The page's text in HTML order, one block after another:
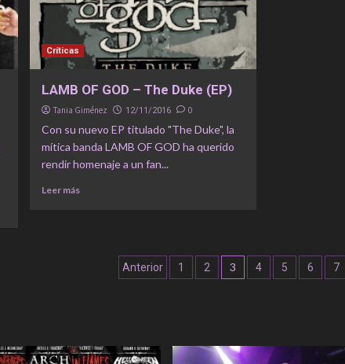
Críticas
LAMB OF GOD – The Duke (EP)
Tania Giménez 12/11/2016 0
Con su nuevo EP titulado "The Duke", la
mítica banda LAMB OF GOD ha querido
rendir homenaje a un fan...
Leer más
Navegación
Anterior 1 2 3 4 5 6 7